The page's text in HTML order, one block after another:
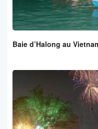
Baie d’Halong au